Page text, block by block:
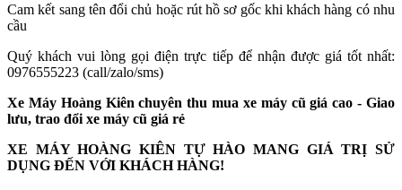
Cam kết sang tên đổi chủ hoặc rút hồ sơ gốc khi khách hàng có nhu
cầu
Quý khách vui lòng gọi điện trực tiếp để nhận được giá tốt nhất:
0976555223 (call/zalo/sms)
Xe Máy Hoàng Kiên chuyên thu mua xe máy cũ giá cao - Giao
lưu, trao đổi xe máy cũ giá rẻ
XE MÁY HOÀNG KIÊN TỰ HÀO MANG GIÁ TRỊ SỬ
DỤNG ĐẾN VỚI KHÁCH HÀNG!